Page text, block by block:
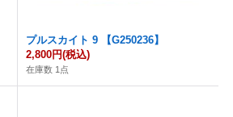
プルスカイト 9 【G250236】
2,800円(税込)
在庫数 1点